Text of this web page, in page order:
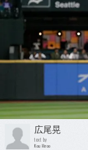
広尾晃
text by
Kou Hiroo